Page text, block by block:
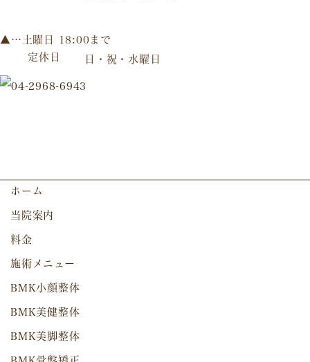
▲…土曜日 18:00まで
定休日
日・祝・水曜日
ホーム
当院案内
料金
施術メニュー
BMK小顔整体
BMK美健整体
BMK美脚整体